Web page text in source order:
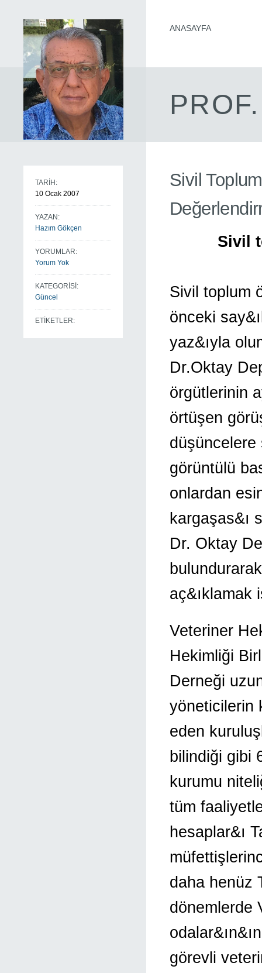
ANASAYFA
TARİH:
10 Ocak 2007
YAZAN:
Hazım Gökçen
YORUMLAR:
Yorum Yok
KATEGORİSİ:
Güncel
ETİKETLER:
Sivil
Sivil
Sivil toplum
önceki
yaz&ıyla
Dr.Oktay
örgütlerinin
örtüşen
düşüncelere
görüntülü
onlardan
kargaşas&ı
Dr. Oktay
aç&ıklamak
Veteriner
Hekimliği
Derneği
yöneticilerin
eden
bilindiği gibi
kurumu
tüm
hesaplar&ı
daha henüz
dönemlerde
görevli